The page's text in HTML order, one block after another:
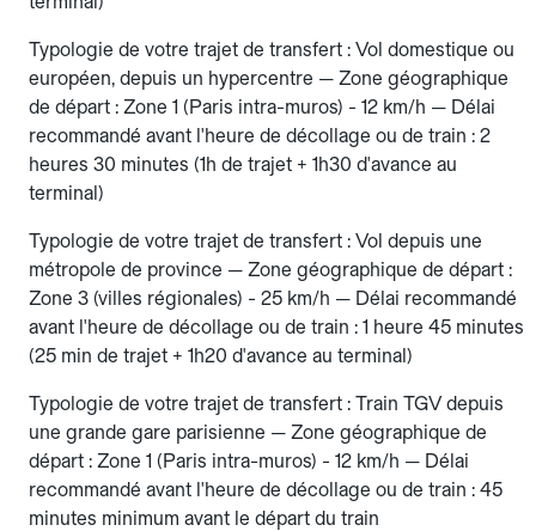
Typologie de votre trajet de transfert : Vol domestique ou
européen, depuis un hypercentre — Zone géographique
de départ : Zone 1 (Paris intra-muros) - 12 km/h — Délai
recommandé avant l'heure de décollage ou de train : 2
heures 30 minutes (1h de trajet + 1h30 d'avance au
terminal)
Typologie de votre trajet de transfert : Vol depuis une
métropole de province — Zone géographique de départ :
Zone 3 (villes régionales) - 25 km/h — Délai recommandé
avant l'heure de décollage ou de train : 1 heure 45 minutes
(25 min de trajet + 1h20 d'avance au terminal)
Typologie de votre trajet de transfert : Train TGV depuis
une grande gare parisienne — Zone géographique de
départ : Zone 1 (Paris intra-muros) - 12 km/h — Délai
recommandé avant l'heure de décollage ou de train : 45
minutes minimum avant le départ du train